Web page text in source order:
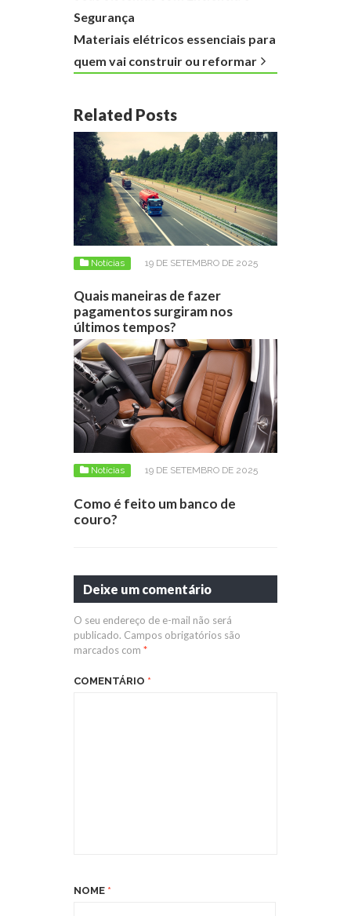
Segurança
Materiais elétricos essenciais para
quem vai construir ou reformar
Related Posts
Notícias 19 DE SETEMBRO DE 2025
Quais maneiras de fazer
pagamentos surgiram nos
últimos tempos?
Notícias 19 DE SETEMBRO DE 2025
Como é feito um banco de
couro?
Deixe um comentário
O seu endereço de e-mail não será
publicado. Campos obrigatórios são
marcados com *
COMENTÁRIO *
NOME *